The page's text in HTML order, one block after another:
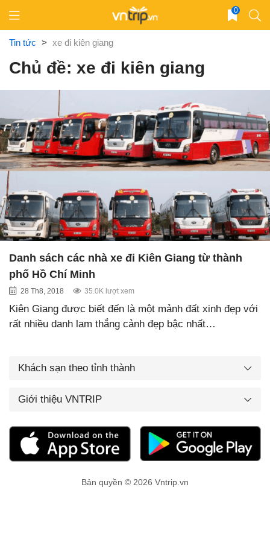
content
0
Tin tức > xe đi kiên giang
Chủ đề: xe đi kiên giang
Danh sách các nhà xe đi Kiên Giang từ thành
phố Hồ Chí Minh
28 Th8, 2018 35.0K lượt xem
Kiên Giang được biết đến là một mảnh đất xinh đẹp với
rất nhiều danh lam thắng cảnh đẹp bậc nhất…
Khách sạn theo tỉnh thành
Giới thiệu VNTRIP
Bản quyền © 2026 Vntrip.vn